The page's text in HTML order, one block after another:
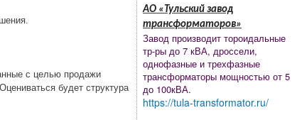
с целью продажи
будет структура
АО «Тульский завод
трансформаторов»
Завод производит тороидальные
тр-ры до 7 кВА, дроссели,
однофазные и трехфазные
трансформаторы мощностью от 5
до 100кВА.
https://tula-transformator.ru/